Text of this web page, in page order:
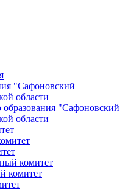
"Сафоновский
области
"Сафоновский
области
комитет
комитет